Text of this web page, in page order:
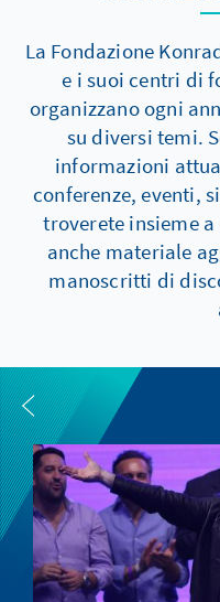
La Fondazione
e i suoi centri di
organizzano ogni
su diversi temi.
informazioni
conferenze, eventi,
troverete insieme
anche materiale
manoscritti di